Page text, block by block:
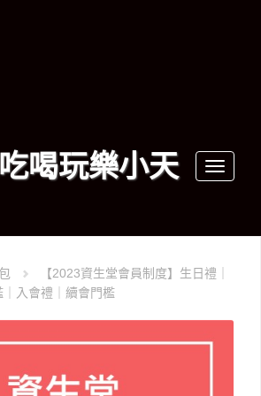
Toggle
喝玩樂小天
【2023資生堂會員制度】生日禮｜
入會禮｜續會門檻